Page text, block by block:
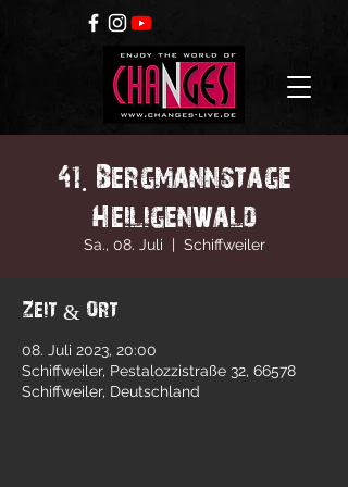
41. Bergmannstage
Heiligenwald
Sa., 08. Juli
  |
Schiffweiler
Zeit & Ort
08. Juli 2023, 20:00
Schiffweiler, Pestalozzistraße 32, 66578
Schiffweiler, Deutschland